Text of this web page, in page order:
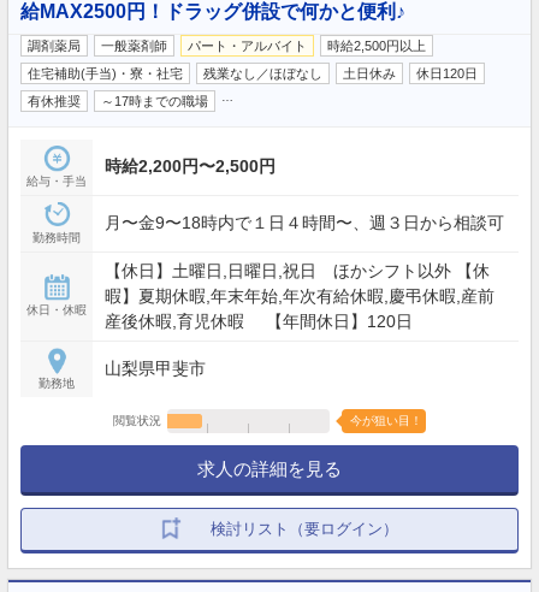
給MAX2500円！ドラッグ併設で何かと便利♪
調剤薬局 一般薬剤師 パート・アルバイト
時給2,500円以上
住宅補助(手当)・寮・社宅
残業なし／ほぼなし 土日休み
休日120日
有休推奨
～17時までの職場
給与・手当
時給2,200円〜2,500円
勤務時間
月〜金9〜18時内で１日４時間〜、週３日から相談可
休日・休暇
【休日】土曜日,日曜日,祝日 ほかシフト以外 【休
暇】夏期休暇,年末年始,年次有給休暇,慶弔休暇,産前
産後休暇,育児休暇 【年間休日】120日
勤務地
山梨県甲斐市
閲覧状況 今が狙い目！
求人の詳細を見る
検討リスト（要ログイン）